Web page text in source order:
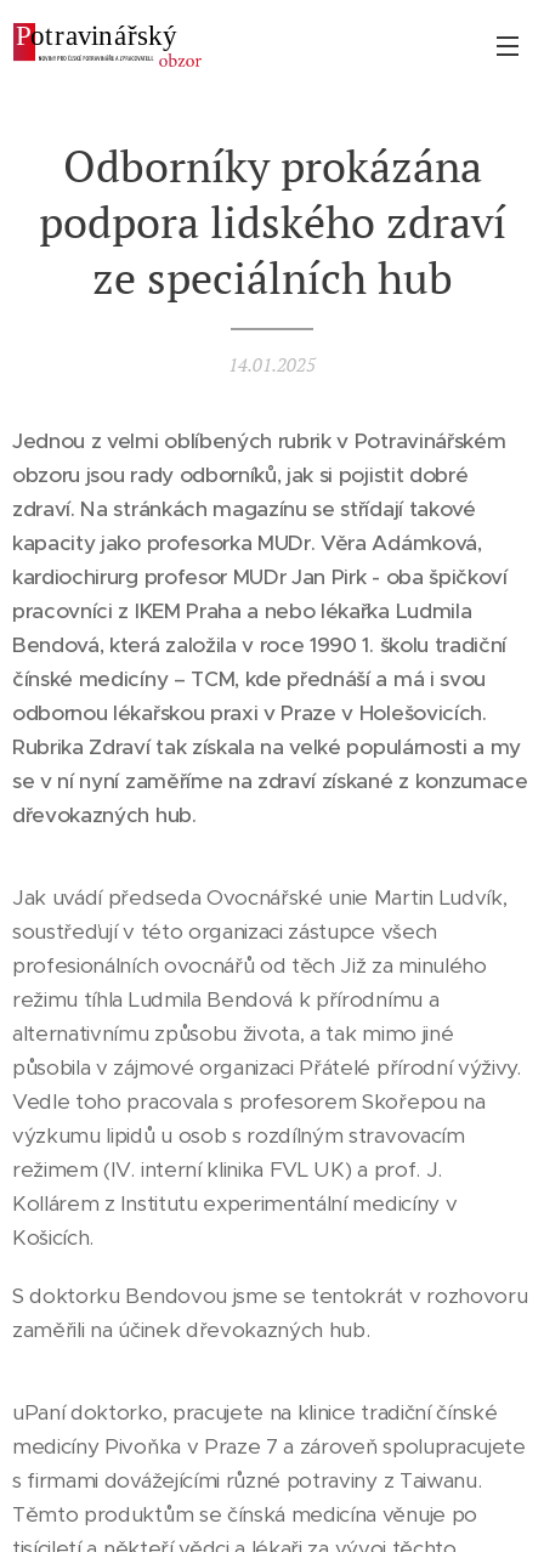
Odborníky prokázána
podpora lidského zdraví
ze speciálních hub
14.01.2025
Jednou z velmi oblíbených rubrik v Potravinářském
obzoru jsou rady odborníků, jak si pojistit dobré
zdraví. Na stránkách magazínu se střídají takové
kapacity jako profesorka MUDr. Věra Adámková,
kardiochirurg profesor MUDr Jan Pirk - oba špičkoví
pracovníci z IKEM Praha a nebo lékařka Ludmila
Bendová, která založila v roce 1990 1. školu tradiční
čínské medicíny – TCM, kde přednáší a má i svou
odbornou lékařskou praxi v Praze v Holešovicích.
Rubrika Zdraví tak získala na velké populárnosti a my
se v ní nyní zaměříme na zdraví získané z konzumace
dřevokazných hub.
Jak uvádí předseda Ovocnářské unie Martin Ludvík,
soustřeďují v této organizaci zástupce všech
profesionálních ovocnářů od těch Již za minulého
režimu tíhla Ludmila Bendová k přírodnímu a
alternativnímu způsobu života, a tak mimo jiné
působila v zájmové organizaci Přátelé přírodní výživy.
Vedle toho pracovala s profesorem Skořepou na
výzkumu lipidů u osob s rozdílným stravovacím
režimem (IV. interní klinika FVL UK) a prof. J.
Kollárem z Institutu experimentální medicíny v
Košicích.
S doktorku Bendovou jsme se tentokrát v rozhovoru
zaměřili na účinek dřevokazných hub.
uPaní doktorko, pracujete na klinice tradiční čínské
medicíny Pivoňka v Praze 7 a zároveň spolupracujete
s firmami dovážejícími různé potraviny z Taiwanu.
Těmto produktům se čínská medicína věnuje po